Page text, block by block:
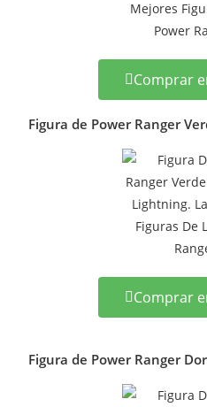
Comprar
Figura de Power Ranger
Comprar
Figura de Power Ranger